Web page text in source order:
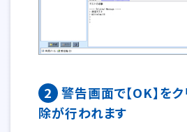
2 警告画面で【OK】を
除が行われます